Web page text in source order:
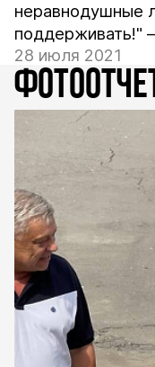
неравнодушные
поддерживать!"
28 июля 2021